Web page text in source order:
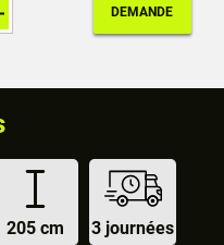
205 cm 3 journées